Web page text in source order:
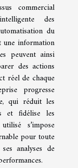
commercial
des
du
information
peuvent ainsi
des actions
réel de chaque
progresse
qui réduit les
et fidélise les
s’impose
pour toute
analyses de